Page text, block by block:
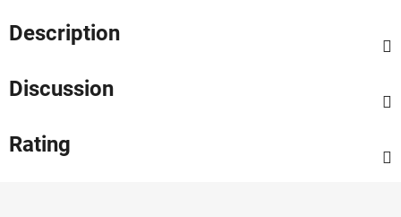
Description
Discussion
Rating